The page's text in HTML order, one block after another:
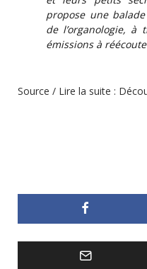
propose une
de l’organologie, à
émissions à
Source / Lire la suite :